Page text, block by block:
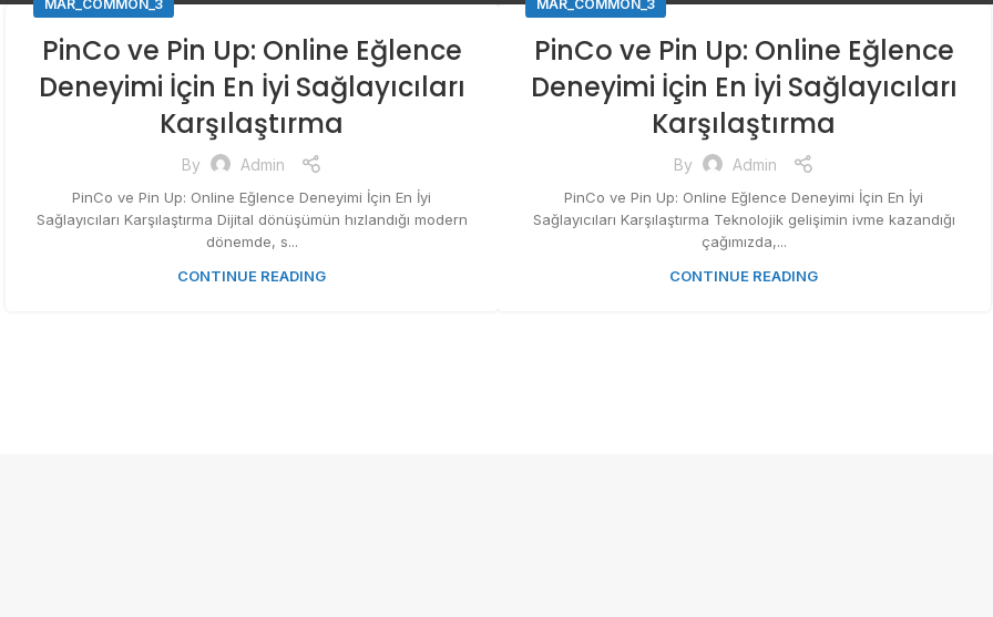
MAR_COMMON_3
PinCo ve Pin Up: Online Eğlence
Deneyimi İçin En İyi Sağlayıcıları
Karşılaştırma
By Admin
PinCo ve Pin Up: Online Eğlence Deneyimi İçin En İyi
Sağlayıcıları Karşılaştırma Dijital dönüşümün hızlandığı modern
dönemde, s...
CONTINUE READING
MAR_COMMON_3
PinCo ve Pin Up: Online Eğlence
Deneyimi İçin En İyi Sağlayıcıları
Karşılaştırma
By Admin
PinCo ve Pin Up: Online Eğlence Deneyimi İçin En İyi
Sağlayıcıları Karşılaştırma Teknolojik gelişimin ivme kazandığı
çağımızda,...
CONTINUE READING